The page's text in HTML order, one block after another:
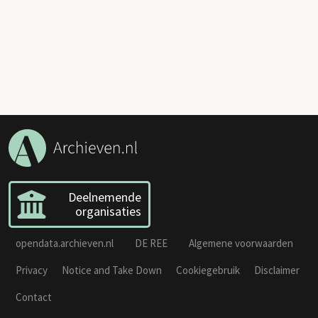
Deelnemende
organisaties
opendata.archieven.nl DE REE
Algemene voorwaarden
Privacy
Notice and Take Down Cookiegebruik
Disclaimer
Contact